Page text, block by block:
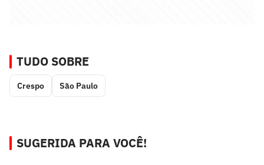
TUDO SOBRE
Crespo São Paulo
SUGERIDA PARA VOCÊ!